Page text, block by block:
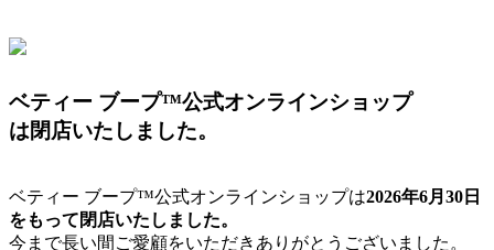
ベティー ブープ™公式オンラインショップ
は閉店いたしました。
ベティー ブープ™公式オンラインショップは2026年6月30日
をもって閉店いたしました。
今まで長い間ご愛顧をいただきありがとうございました。